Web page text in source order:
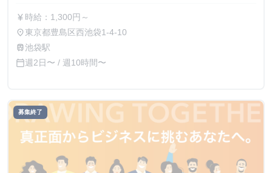
currency_yen 時給：1,300円～
place東京都豊島区西池袋1-4-10
train池袋駅
calendar_today週2日〜 / 週10時間〜
募集終了